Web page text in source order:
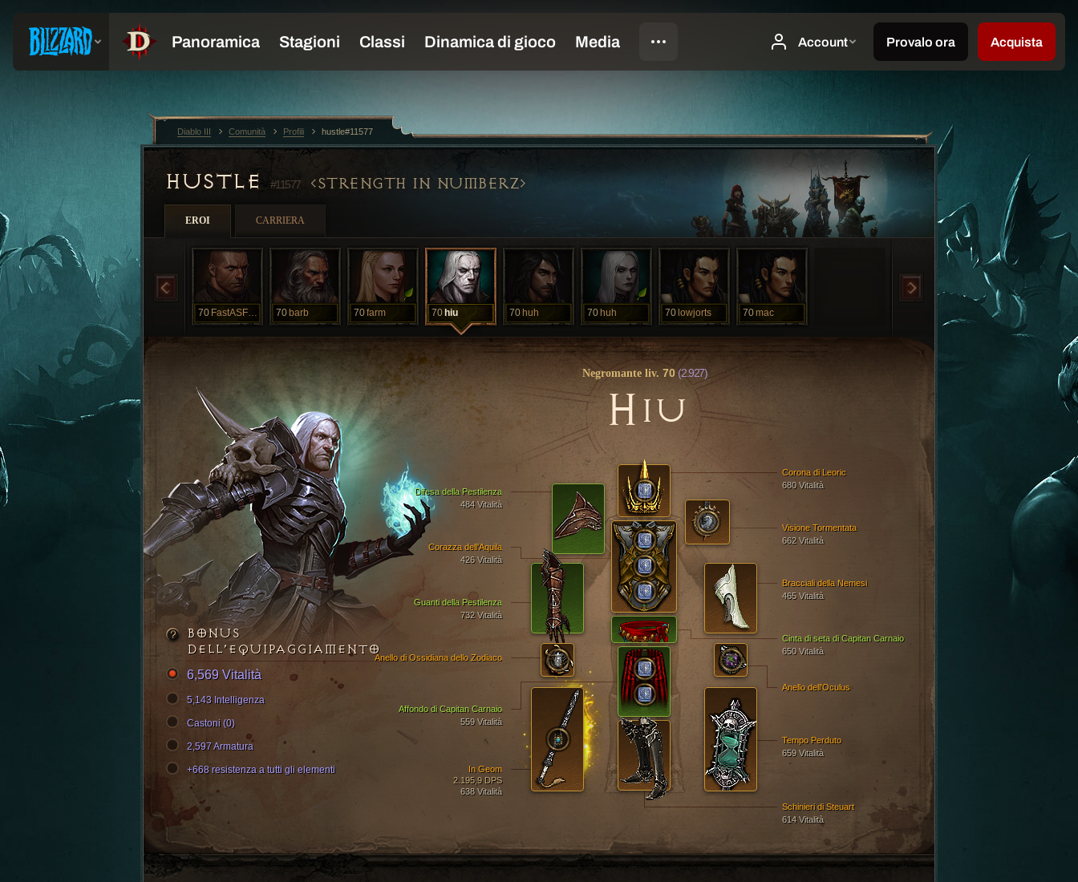
HUSTLE #11577 STRENGTH IN NUMBERZ
EROI CARRIERA
70 FastASFboiii 70 barb 70farm 70 hiu 70 huh 70 huh 70 lowjorts 70mac
Negromante liv.70 (2.927)
HIU
Corona di Leoric
680 Vitalità
Corazza dell'Aquila
426 Vitalità
Schinieri di Steuart
614 Vitalità
Guanti della Pestilenza
732 Vitalità
Difesa della Pestilenza
484 Vitalità
Affondo di Capitan Carnaio
559 Vitalità
Bracciali della Nemesi
465 Vitalità
In Geom
2.195,9 DPS
638 Vitalità
Tempo Perduto
659 Vitalità
Cinta di seta di Capitan Carnaio
650 Vitalità
Anello dell'Oculus
Anello di Ossidiana dello Zodiaco
Visione Tormentata
662 Vitalità
BONUS
DELL’EQUIPAGGIAMENTO
6,569 Vitalità
5,143 Intelligenza
Castoni (0)
2,597 Armatura
+668 resistenza a tutti gli elementi
Diablo III Comunità Profili hustle#11577